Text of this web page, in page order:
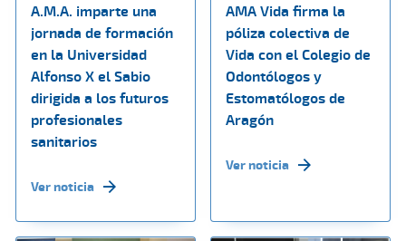
A.M.A. imparte una
jornada de formación
en la Universidad
Alfonso X el Sabio
dirigida a los futuros
profesionales
sanitarios
Ver noticia
AMA Vida firma la
póliza colectiva de
Vida con el Colegio de
Odontólogos y
Estomatólogos de
Aragón
Ver noticia